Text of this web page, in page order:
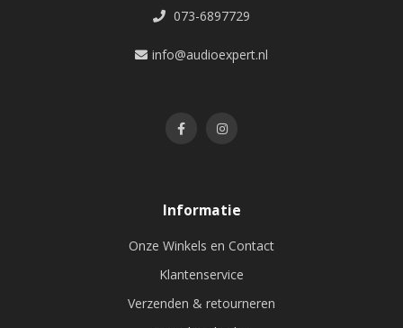
073-6897729
info@audioexpert.nl
Informatie
Onze Winkels en Contact
Klantenservice
Verzenden & retourneren